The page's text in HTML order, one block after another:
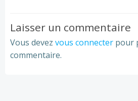
Laisser un commentaire
Vous devez vous connecter pour
commentaire.